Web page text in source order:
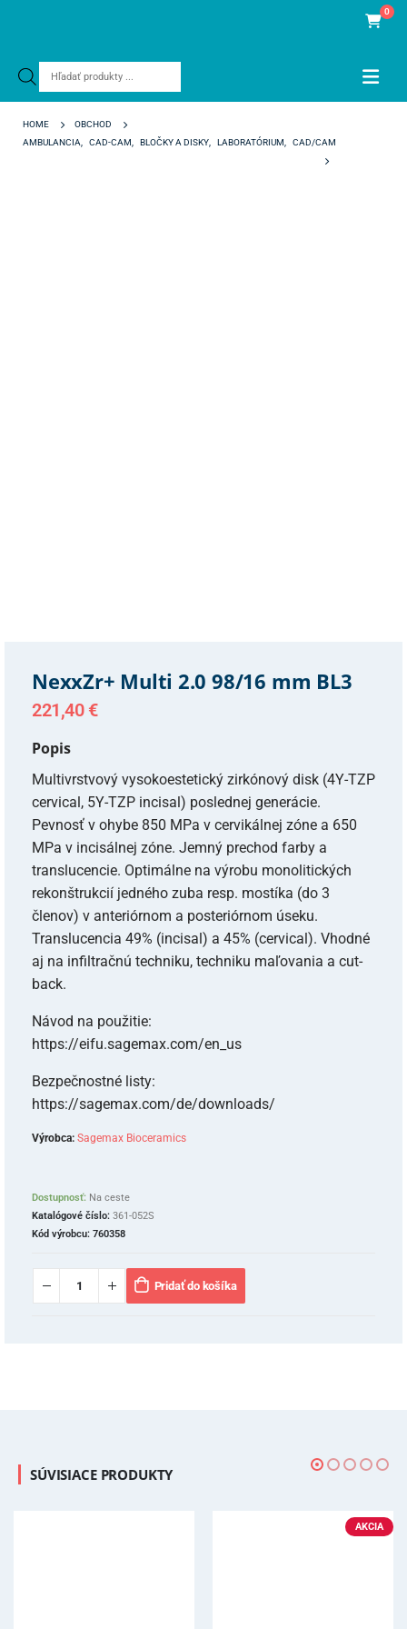
Products
0
HOME
OBCHOD
AMBULANCIA
CAD-CAM BLOČKY A DISKY LABORATÓRIUM CAD/CAM
NexxZr+ Multi 2.0 98/16 mm BL3
221,40 €
Popis
Multivrstvový vysokoestetický zirkónový disk (4Y-TZP
cervical, 5Y-TZP incisal) poslednej generácie.
Pevnosť v ohybe 850 MPa v cervikálnej zóne a 650
MPa v incisálnej zóne. Jemný prechod farby a
translucencie. Optimálne na výrobu monolitických
rekonštrukcií jedného zuba resp. mostíka (do 3
členov) v anteriórnom a posteriórnom úseku.
Translucencia 49% (incisal) a 45% (cervical). Vhodné
aj na infiltračnú techniku, techniku maľovania a cut-
back.
Návod na použitie:
https://eifu.sagemax.com/en_us
Bezpečnostné listy:
https://sagemax.com/de/downloads/
Výrobca: Sagemax Bioceramics
Dostupnosť: Na ceste
Katalógové číslo: 361-052S
Kód výrobcu: 760358
Pridať do košíka
SÚVISIACE PRODUKTY